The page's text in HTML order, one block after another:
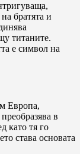
братята и
титаните.
е символ на
Европа,
в
като тя го
става основата